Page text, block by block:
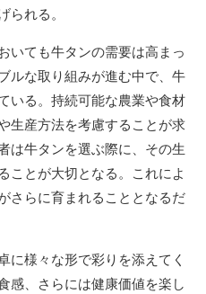
られる。
いても牛タンの需要は高まっ
ルな取り組みが進む中で、牛
いる。持続可能な農業や食材
生産方法を考慮することが求
は牛タンを選ぶ際に、その生
ことが大切となる。これによ
さらに育まれることとなるだ
に様々な形で彩りを添えてく
感、さらには健康価値を楽し